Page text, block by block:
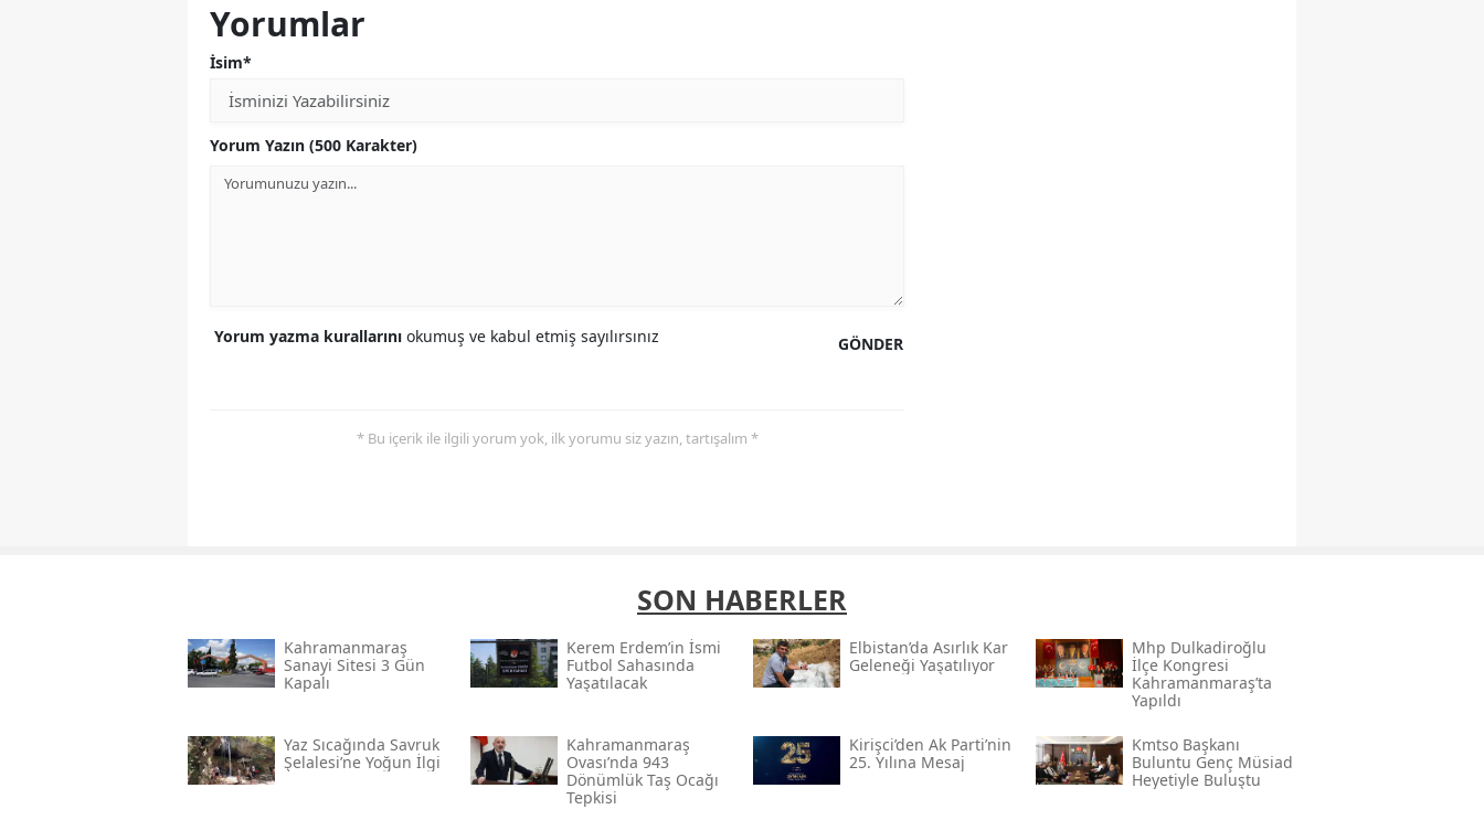
Yorumlar
İsim*
Yorum Yazın (500 Karakter)
GÖNDER
Yorum yazma kurallarını okumuş ve kabul etmiş sayılırsınız
* Bu içerik ile ilgili yorum yok, ilk yorumu siz yazın, tartışalım *
SON HABERLER
Kahramanmaraş
Sanayi Sitesi 3 Gün
Kapalı
Kerem Erdem’in İsmi
Futbol Sahasında
Yaşatılacak
Elbistan’da Asırlık Kar
Geleneği Yaşatılıyor
Mhp Dulkadiroğlu
İlçe Kongresi
Kahramanmaraş’ta
Yapıldı
Yaz Sıcağında Savruk
Şelalesi’ne Yoğun İlgi
Kahramanmaraş
Ovası’nda 943
Dönümlük Taş Ocağı
Tepkisi
Kirişci’den Ak Parti’nin
25. Yılına Mesaj
Kmtso Başkanı
Buluntu Genç Müsi̇ad
Heyetiyle Buluştu